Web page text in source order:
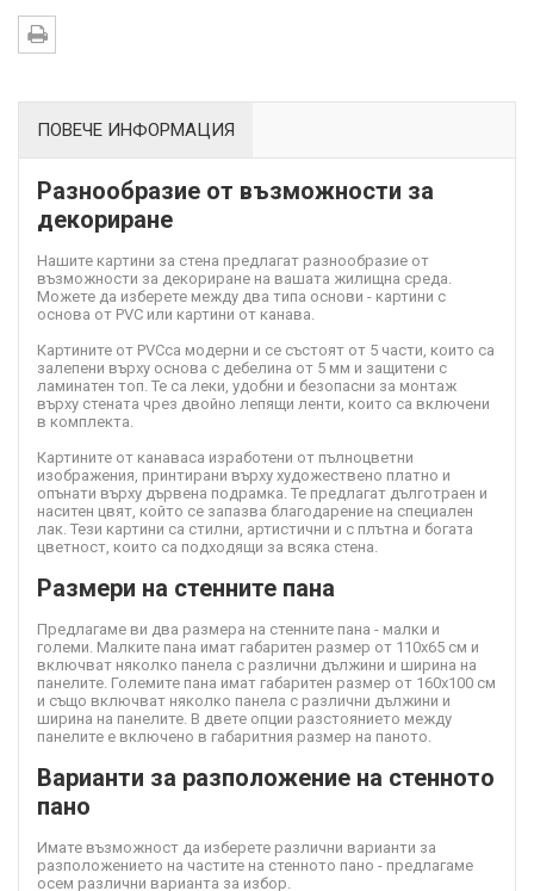
ПОВЕЧЕ ИНФОРМАЦИЯ
Разнообразие от възможности за
декориране
Нашите картини за стена предлагат разнообразие от
възможности за декориране на вашата жилищна среда.
Можете да изберете между два типа основи - картини с
основа от PVC или картини от канава.
Картините от PVCса модерни и се състоят от 5 части, които са
залепени върху основа с дебелина от 5 мм и защитени с
ламинатен топ. Те са леки, удобни и безопасни за монтаж
върху стената чрез двойно лепящи ленти, които са включени
в комплекта.
Картините от канаваса изработени от пълноцветни
изображения, принтирани върху художествено платно и
опънати върху дървена подрамка. Те предлагат дълготраен и
наситен цвят, който се запазва благодарение на специален
лак. Тези картини са стилни, артистични и с плътна и богата
цветност, които са подходящи за всяка стена.
Размери на стенните пана
Предлагаме ви два размера на стенните пана - малки и
големи. Малките пана имат габаритен размер от 110х65 см и
включват няколко панела с различни дължини и ширина на
панелите. Големите пана имат габаритен размер от 160х100 см
и също включват няколко панела с различни дължини и
ширина на панелите. В двете опции разстоянието между
панелите е включено в габаритния размер на паното.
Варианти за разположение на стенното
пано
Имате възможност да изберете различни варианти за
разположението на частите на стенното пано - предлагаме
осем различни варианта за избор.